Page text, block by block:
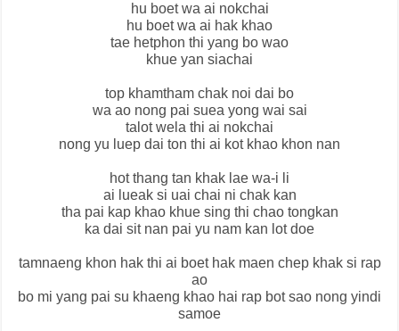
hu boet wa ai nokchai
hu boet wa ai hak khao
tae hetphon thi yang bo wao
khue yan siachai
top khamtham chak noi dai bo
wa ao nong pai suea yong wai sai
talot wela thi ai nokchai
nong yu luep dai ton thi ai kot khao khon nan
hot thang tan khak lae wa-i li
ai lueak si uai chai ni chak kan
tha pai kap khao khue sing thi chao tongkan
ka dai sit nan pai yu nam kan lot doe
tamnaeng khon hak thi ai boet hak maen chep khak si rap
ao
bo mi yang pai su khaeng khao hai rap bot sao nong yindi
samoe